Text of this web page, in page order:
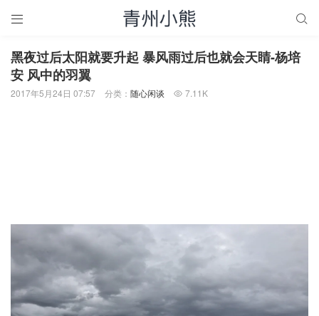
 
黑夜过后太阳就要升起 暴风雨过后也就会天睛-杨培
安 风中的羽翼
2017年5月24日 07:57 分类： 随心闲谈  7.11K